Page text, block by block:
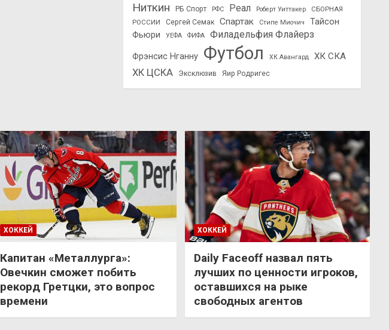
Ниткин
РБ Спорт РФС Реал Роберт Уиттакер
СБОРНАЯ
РОССИИ
Сергей Семак Спартак Стипе Миочич
Тайсон
Фьюри
УЕФА ФИФА Филадельфия Флайерз
Фрэнсис Нганну Футбол ХК Авангард ХК СКА
ХК ЦСКА Эксклюзив Яир Родригес
ХОККЕЙ
Капитан «Металлурга»:
Овечкин сможет побить
рекорд Гретцки, это вопрос
времени
ХОККЕЙ
Daily Faceoff назвал пять
лучших по ценности игроков,
оставшихся на рыке
свободных агентов